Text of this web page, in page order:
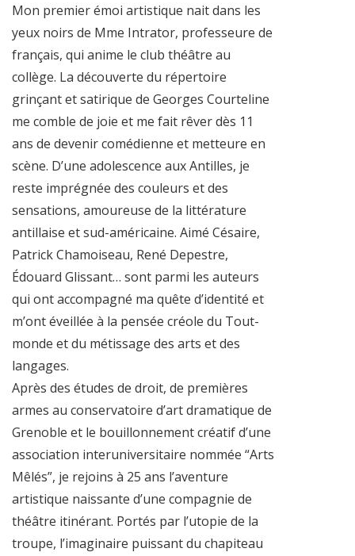
Mon premier émoi artistique nait dans les
yeux noirs de Mme Intrator, professeure de
français, qui anime le club théâtre au
collège. La découverte du répertoire
grinçant et satirique de Georges Courteline
me comble de joie et me fait rêver dès 11
ans de devenir comédienne et metteure en
scène. D’une adolescence aux Antilles, je
reste imprégnée des couleurs et des
sensations, amoureuse de la littérature
antillaise et sud-américaine. Aimé Césaire,
Patrick Chamoiseau, René Depestre,
Édouard Glissant… sont parmi les auteurs
qui ont accompagné ma quête d’identité et
m’ont éveillée à la pensée créole du Tout-
monde et du métissage des arts et des
langages.
Après des études de droit, de premières
armes au conservatoire d’art dramatique de
Grenoble et le bouillonnement créatif d’une
association interuniversitaire nommée “Arts
Mêlés”, je rejoins à 25 ans l’aventure
artistique naissante d’une compagnie de
théâtre itinérant. Portés par l’utopie de la
troupe, l’imaginaire puissant du chapiteau